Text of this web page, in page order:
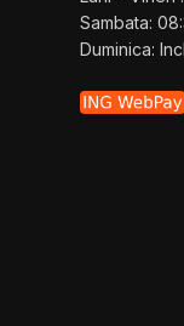
Sambata:
Duminica: